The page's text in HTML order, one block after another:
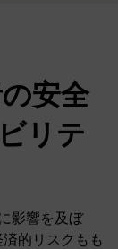
安全
リテ
影響を及ぼ
的リスクもも